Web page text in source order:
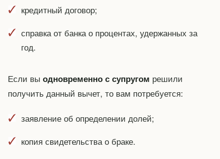
кредитный договор;
справка от банка о процентах, удержанных за
год.
Если вы одновременно с супругом решили
получить данный вычет, то вам потребуется:
заявление об определении долей;
копия свидетельства о браке.